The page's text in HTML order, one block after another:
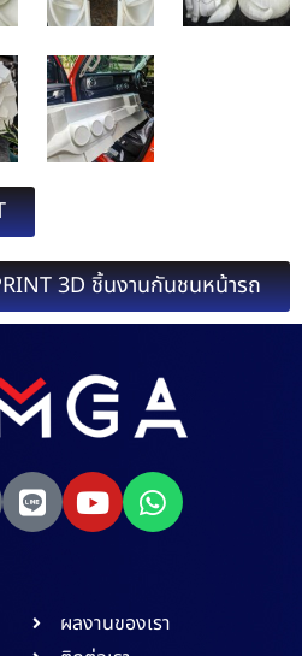
3D ชิ้นงานกันชนหน้ารถ
ผลงานของเรา